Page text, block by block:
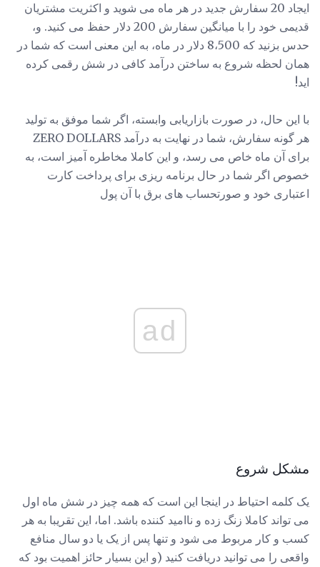
ایجاد 20 سفارش جدید در هر ماه می شوید و اکثریت مشتریان
قدیمی خود را با میانگین سفارش 200 دلار حفظ می کنید. و،
حدس بزنید که 8،500 دلار در ماه، به این معنی است که شما در
همان لحظه شروع به ساختن درآمد کافی در شش رقمی کرده
اید!
با این حال، در صورت بازاریابی وابسته، اگر شما موفق به تولید
هر گونه سفارش، شما در نهایت به درآمد ZERO DOLLARS
برای آن ماه خاص می رسد، و این کاملا مخاطره آمیز است، به
خصوص اگر شما در حال برنامه ریزی برای پرداخت کارت
اعتباری خود و صورتحساب های برق با آن پول
ad
مشکل شروع
یک کلمه احتیاط در اینجا این است که همه چیز در شش ماه اول
می تواند کاملا زنگ زده و ناامید کننده باشد. اما، این تقریبا به هر
کسب و کار مربوط می شود و تنها پس از یک یا دو سال منافع
واقعی را می توانید دریافت کنید (و این بسیار حائز اهمیت بود که